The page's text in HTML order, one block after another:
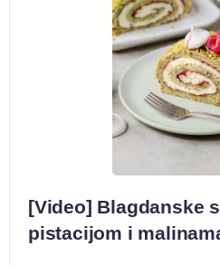
[Video] Blagdanske
pistacijom i